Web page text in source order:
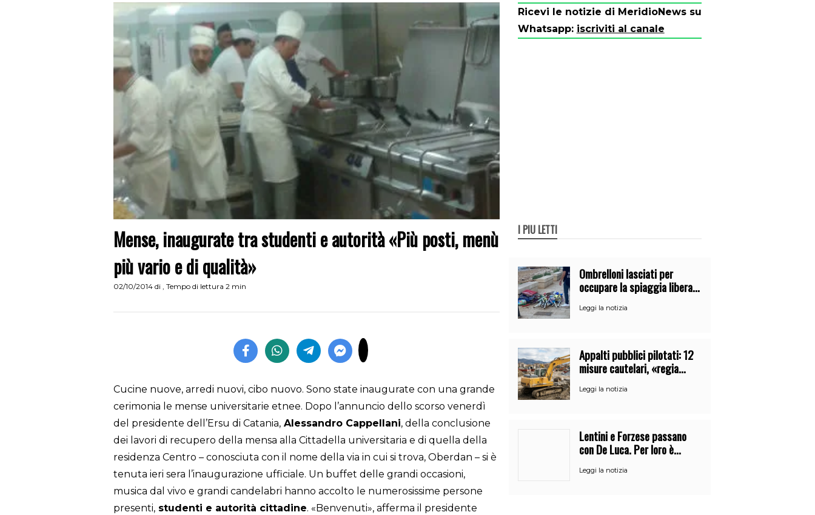
Mense, inaugurate tra studenti e autorità «Più posti, menù
più vario e di qualità»
02/10/2014 di , Tempo di lettura 2 min
Cucine nuove, arredi nuovi, cibo nuovo. Sono state inaugurate con una grande
cerimonia le mense universitarie etnee. Dopo l’annuncio dello scorso venerdì
del presidente dell’Ersu di Catania, Alessandro Cappellani, della conclusione
dei lavori di recupero della mensa alla Cittadella universitaria e di quella della
residenza Centro – conosciuta con il nome della via in cui si trova, Oberdan – si è
tenuta ieri sera l’inaugurazione ufficiale. Un buffet delle grandi occasioni,
musica dal vivo e grandi candelabri hanno accolto le numerosissime persone
presenti, studenti e autorità cittadine. «Benvenuti», afferma il presidente
Ricevi le notizie di MeridioNews su
Whatsapp: iscriviti al canale
I PIÙ LETTI
Ombrelloni lasciati per
occupare la spiaggia libera.
Costiera
Leggi la notizia
Appalti pubblici pilotati: 12
misure cautelari, «regia
clan
Leggi la notizia
Lentini e Forzese passano
con De Luca. Per loro è
Leggi la notizia